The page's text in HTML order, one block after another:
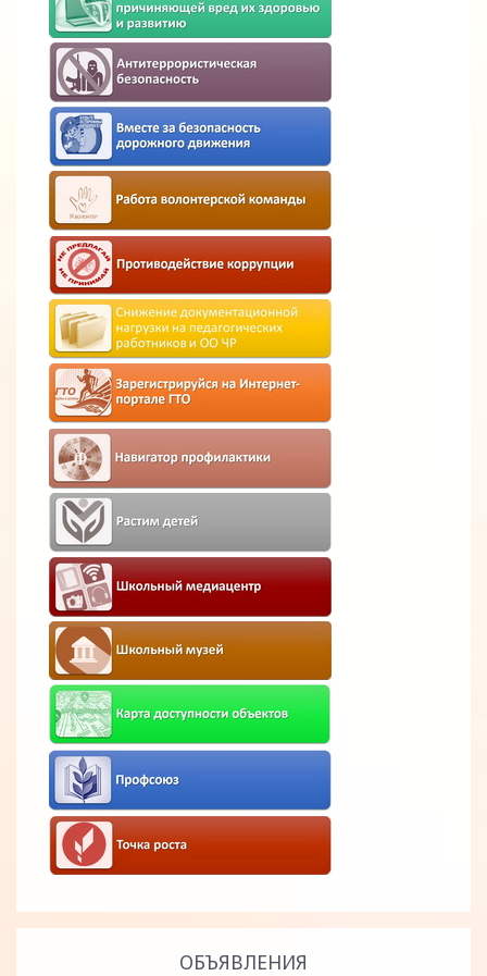
ОБЪЯВЛЕНИЯ